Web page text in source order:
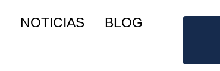
NOTICIAS BLOG